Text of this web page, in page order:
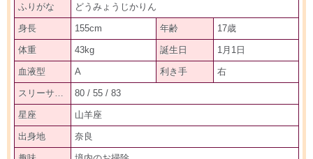
ふりがな どうみょうじかりん
身長 155cm 年齢 17歳
体重 43kg 誕生日 1月1日
血液型 A 利き手 右
80 / 55 / 83
星座 山羊座
出身地 奈良